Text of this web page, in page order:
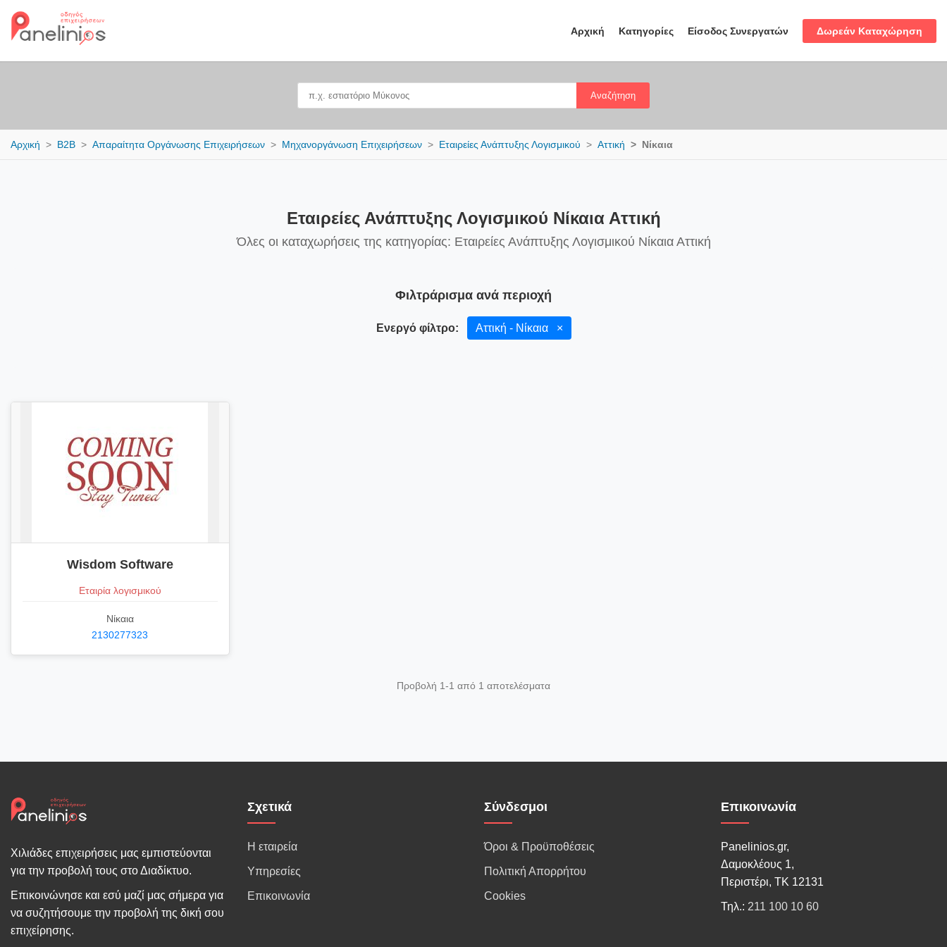
Αρχική Κατηγορίες Είσοδος Συνεργατών Δωρεάν Καταχώρηση
Αναζήτηση
Αρχική B2B Απαραίτητα Οργάνωσης Επιχειρήσεων Μηχανοργάνωση Επιχειρήσεων Εταιρείες Ανάπτυξης Λογισμικού Αττική Νίκαια
Εταιρείες Ανάπτυξης Λογισμικού Νίκαια Αττική
Όλες οι καταχωρήσεις της κατηγορίας: Εταιρείες Ανάπτυξης Λογισμικού Νίκαια Αττική
Φιλτράρισμα ανά περιοχή
Ενεργό φίλτρο: Αττική - Νίκαια ×
Wisdom Software
Εταιρία λογισμικού
Νίκαια
2130277323
Προβολή 1-1 από 1 αποτελέσματα
Χιλιάδες επιχειρήσεις μας εμπιστεύονται
για την προβολή τους στο Διαδίκτυο.
Επικοινώνησε και εσύ μαζί μας σήμερα για
να συζητήσουμε την προβολή της δική σου
επιχείρησης.
Σχετικά
Η εταιρεία
Υπηρεσίες
Επικοινωνία
Σύνδεσμοι
Όροι & Προϋποθέσεις
Πολιτική Απορρήτου
Cookies
Επικοινωνία
Panelinios.gr,
Δαμοκλέους 1,
Περιστέρι, ΤΚ 12131
Τηλ.: 211 100 10 60